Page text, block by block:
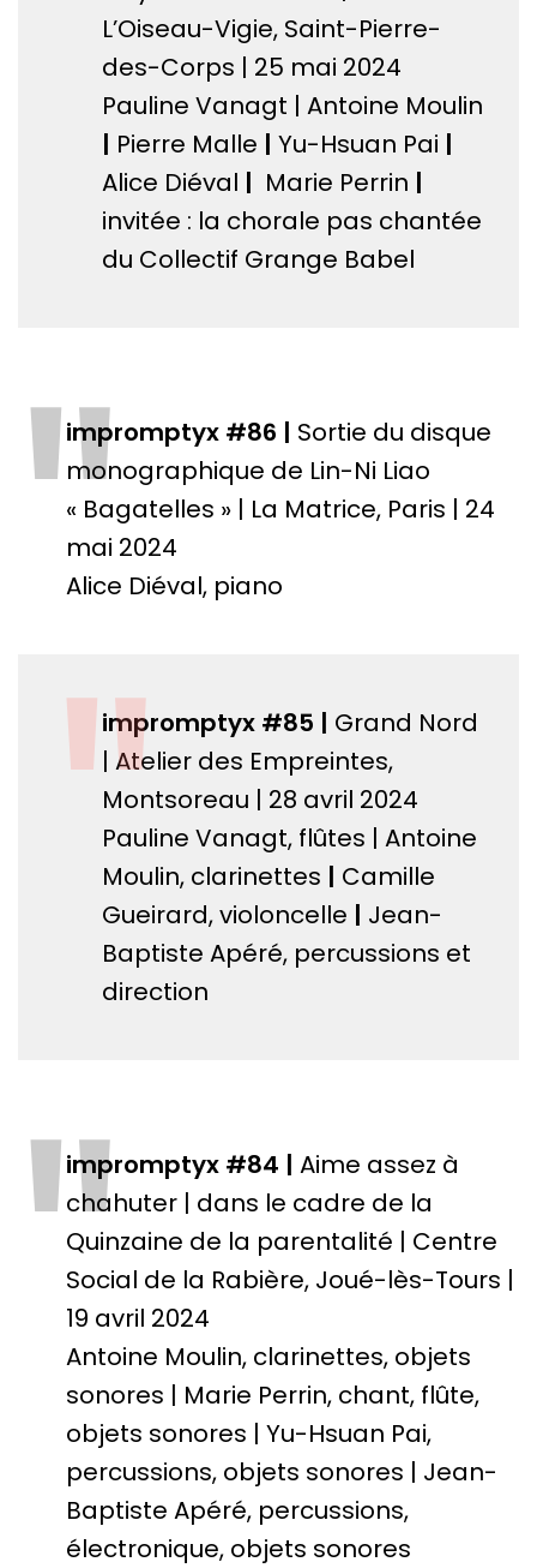
L’Oiseau-Vigie, Saint-Pierre-
des-Corps | 25 mai 2024
Pauline Vanagt | Antoine Moulin
| Pierre Malle | Yu-Hsuan Pai |
Alice Diéval | Marie Perrin |
invitée : la chorale pas chantée
du Collectif Grange Babel
"
impromptyx #86 | Sortie du disque
monographique de Lin-Ni Liao
« Bagatelles » | La Matrice, Paris | 24
mai 2024
Alice Diéval, piano
"
impromptyx #85 | Grand Nord
| Atelier des Empreintes,
Montsoreau | 28 avril 2024
Pauline Vanagt, flûtes | Antoine
Moulin, clarinettes | Camille
Gueirard, violoncelle | Jean-
Baptiste Apéré, percussions et
direction
"
impromptyx #84 | Aime assez à
chahuter | dans le cadre de la
Quinzaine de la parentalité | Centre
Social de la Rabière, Joué-lès-Tours |
19 avril 2024
Antoine Moulin, clarinettes, objets
sonores | Marie Perrin, chant, flûte,
objets sonores | Yu-Hsuan Pai,
percussions, objets sonores | Jean-
Baptiste Apéré, percussions,
électronique, objets sonores